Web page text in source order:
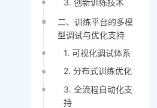
二、训练平台的多模
型调试与优化支持
1. 可视化调试体系
2. 分布式训练优化
3. 全流程自动化支
持